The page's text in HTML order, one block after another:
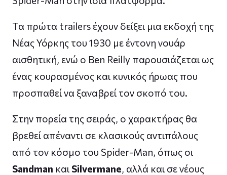
Τα πρώτα trailers έχουν δείξει μια εκδοχή της
Νέας Υόρκης του 1930 με έντονη νουάρ
αισθητική, ενώ ο Ben Reilly παρουσιάζεται ως
ένας κουρασμένος και κυνικός ήρωας που
προσπαθεί να ξαναβρεί τον σκοπό του.
Στην πορεία της σειράς, ο χαρακτήρας θα
βρεθεί απέναντι σε κλασικούς αντιπάλους
από τον κόσμο του Spider-Man, όπως οι
Sandman και Silvermane, αλλά και σε νέους